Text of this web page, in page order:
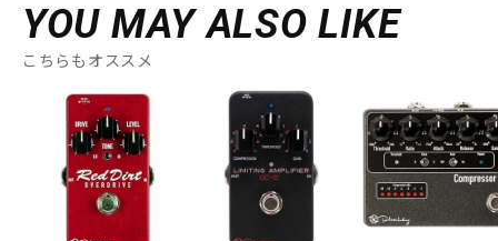
YOU MAY ALSO LIKE
こちらもオススメ